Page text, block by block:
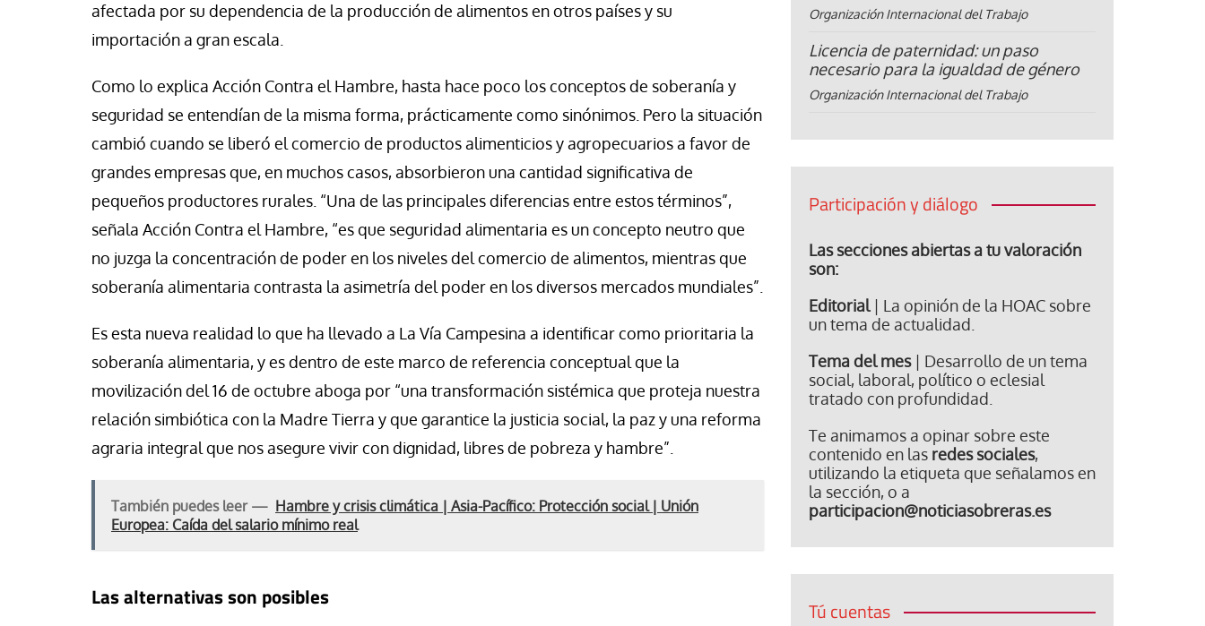
afectada por su dependencia de la producción de alimentos en otros países y su
importación a gran escala.
Como lo explica Acción Contra el Hambre, hasta hace poco los conceptos de soberanía y
seguridad se entendían de la misma forma, prácticamente como sinónimos. Pero la situación
cambió cuando se liberó el comercio de productos alimenticios y agropecuarios a favor de
grandes empresas que, en muchos casos, absorbieron una cantidad significativa de
pequeños productores rurales. “Una de las principales diferencias entre estos términos”,
señala Acción Contra el Hambre, “es que seguridad alimentaria es un concepto neutro que
no juzga la concentración de poder en los niveles del comercio de alimentos, mientras que
soberanía alimentaria contrasta la asimetría del poder en los diversos mercados mundiales”.
Es esta nueva realidad lo que ha llevado a La Vía Campesina a identificar como prioritaria la
soberanía alimentaria, y es dentro de este marco de referencia conceptual que la
movilización del 16 de octubre aboga por “una transformación sistémica que proteja nuestra
relación simbiótica con la Madre Tierra y que garantice la justicia social, la paz y una reforma
agraria integral que nos asegure vivir con dignidad, libres de pobreza y hambre”.
También puedes leer — Hambre y crisis climática | Asia-Pacífico: Protección social | Unión
Europea: Caída del salario mínimo real
Las alternativas son posibles
Organización Internacional del Trabajo
Licencia de paternidad: un paso
necesario para la igualdad de género
Organización Internacional del Trabajo
Participación y diálogo
Las secciones abiertas a tu valoración
son:
Editorial| La opinión de la HOAC sobre
un tema de actualidad.
Tema del mes| Desarrollo de un tema
social, laboral, político o eclesial
tratado con profundidad.
Te animamos a opinar sobre este
contenido en las redes sociales,
utilizando la etiqueta que señalamos en
la sección, o a
participacion@noticiasobreras.es
Tú cuentas